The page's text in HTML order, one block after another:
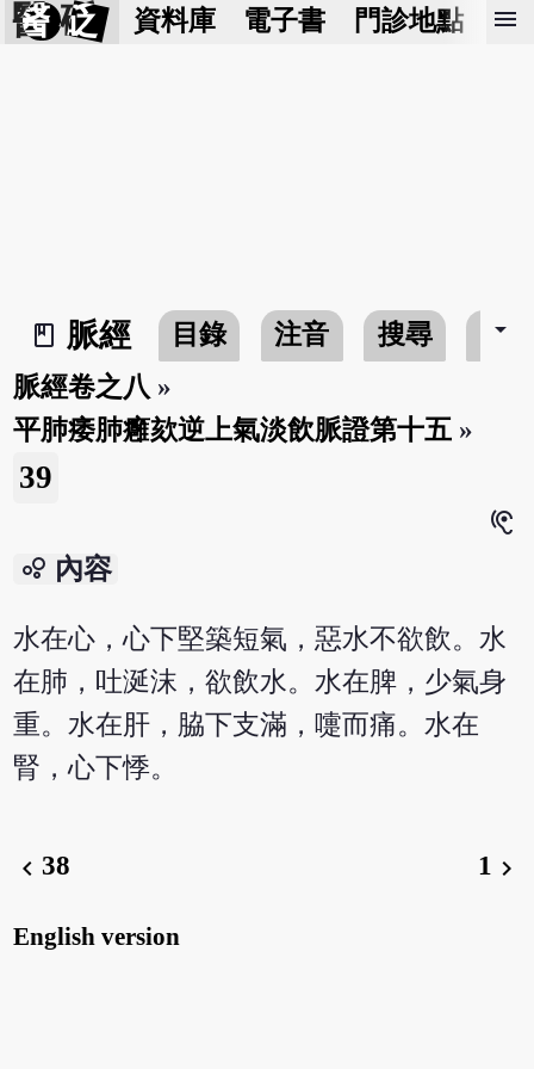
醫 砭 資料庫 電子書 門診地點 預
menu
book_2
脈經 目錄 注音 搜尋 書介
arrow_drop_down
脈經卷之八 »
平肺痿肺癰欬逆上氣淡飲脈證第十五 »
39
hearing
bubble_chart 內容
水在心，心下堅築短氣，惡水不欲飲。水
在肺，吐涎沫，欲飲水。水在脾，少氣身
重。水在肝，脇下支滿，嚏而痛。水在
腎，心下悸。
chevron_left38 1 chevron_right
English version